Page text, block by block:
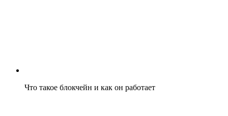
Что такое блокчейн и как он работает